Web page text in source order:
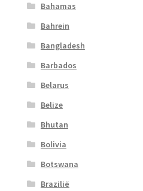
Bahamas
Bahrein
Bangladesh
Barbados
Belarus
Belize
Bhutan
Bolivia
Botswana
Brazilië